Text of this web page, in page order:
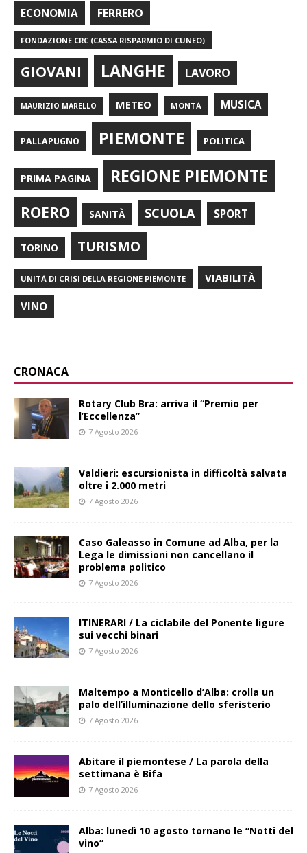
ECONOMIA FERRERO
FONDAZIONE CRC (CASSA RISPARMIO DI CUNEO)
GIOVANI LANGHE LAVORO
MAURIZIO MARELLO METEO MONTÀ MUSICA
PALLAPUGNO PIEMONTE POLITICA
PRIMA PAGINA REGIONE PIEMONTE
ROERO SANITÀ SCUOLA SPORT
TORINO TURISMO
UNITÀ DI CRISI DELLA REGIONE PIEMONTE VIABILITÀ
VINO
CRONACA
Rotary Club Bra: arriva il “Premio per
l’Eccellenza”
7 Agosto 2026
Valdieri: escursionista in difficoltà salvata
oltre i 2.000 metri
7 Agosto 2026
Caso Galeasso in Comune ad Alba, per la
Lega le dimissioni non cancellano il
problema politico
7 Agosto 2026
ITINERARI / La ciclabile del Ponente ligure
sui vecchi binari
7 Agosto 2026
Maltempo a Monticello d’Alba: crolla un
palo dell’illuminazione dello sferisterio
7 Agosto 2026
Abitare il piemontese / La parola della
settimana è Bifa
7 Agosto 2026
Alba: lunedì 10 agosto tornano le “Notti del
vino”